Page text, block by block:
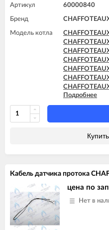
Артикул 60000840
Бренд
Модель котла
Подробнее
Кабель датчика протока
цена по
Нет в